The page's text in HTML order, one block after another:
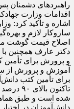
اقدامات وزارت
اشاره و تأکید کرد:
سازوکار لازم و
اصلاح قیمت گوشت
دکتر عارف همچنین
و پرورش برای تأمین
آموزش و پرورش از
برای تأمین کتب
تاکنون
شده است و طبق
دانش‌آموزان در